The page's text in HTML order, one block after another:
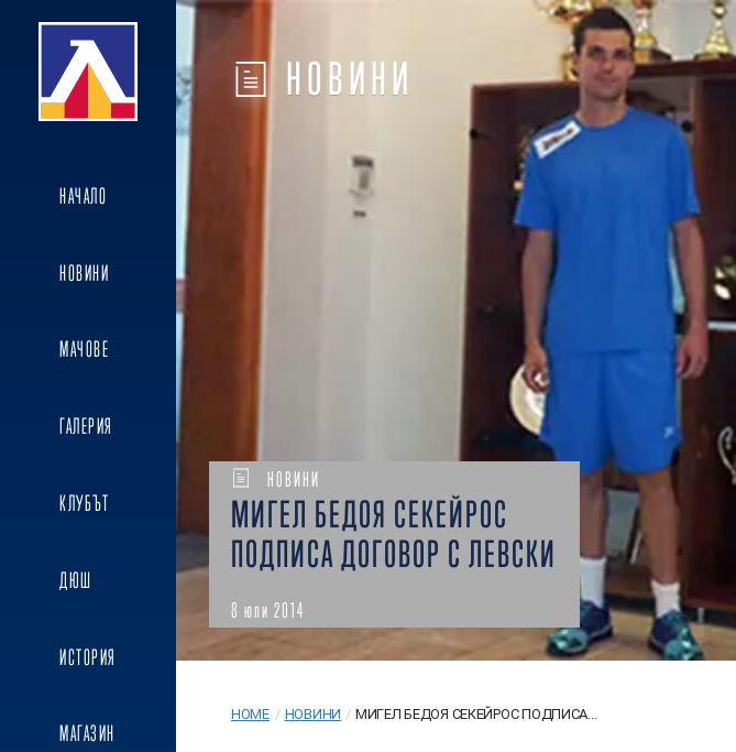
НАЧАЛО
НОВИНИ
МАЧОВЕ
ГАЛЕРИЯ
КЛУБЪТ
ДЮШ
ИСТОРИЯ
МАГАЗИН
НОВИНИ
НОВИНИ
МИГЕЛ БЕДОЯ СЕКЕЙРОС
ПОДПИСА ДОГОВОР С ЛЕВСКИ
8 юли 2014
HOME / НОВИНИ / МИГЕЛ БЕДОЯ СЕКЕЙРОС ПОДПИСА...